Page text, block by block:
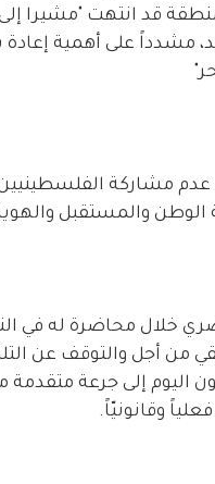
قد انتهت "مشيرا
مشدداً على أهمية إعادة
مشاركة
الوطن والمستقبل
خلال محاضرة له في
من أجل والتوقف عن
اليوم إلى جرعة
وقانونيّاً.